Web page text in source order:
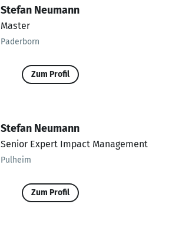
Stefan Neumann
Master
Paderborn
Zum Profil
Stefan Neumann
Senior Expert Impact Management
Pulheim
Zum Profil